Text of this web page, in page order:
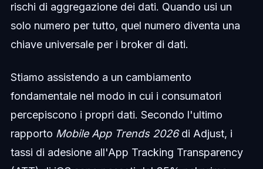
rischi di aggregazione dei dati. Quando usi un
solo numero per tutto, quel numero diventa una
chiave universale per i broker di dati.
Stiamo assistendo a un cambiamento
fondamentale nel modo in cui i consumatori
percepiscono i propri dati. Secondo l'ultimo
rapporto Mobile App Trends 2026di Adjust, i
tassi di adesione all'App Tracking Transparency